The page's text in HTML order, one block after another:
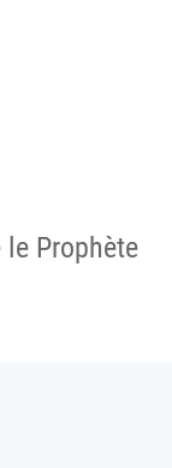
le Prophète